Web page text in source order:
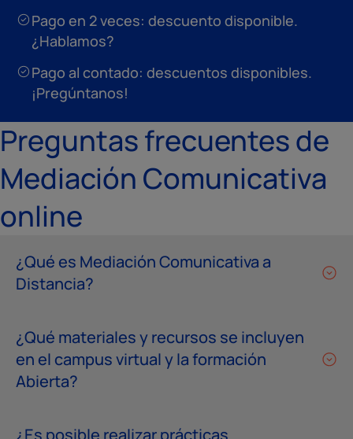
Pago en 2 veces: descuento disponible.
¿Hablamos?
Pago al contado: descuentos disponibles.
¡Pregúntanos!
Preguntas frecuentes de
Mediación Comunicativa
online
¿Qué es Mediación Comunicativa a
Distancia?
¿Qué materiales y recursos se incluyen
en el campus virtual y la formación
Abierta?